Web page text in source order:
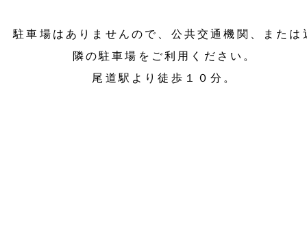
駐車場はありませんので、公共交通機関、または
隣の駐車場をご利用ください。
尾道駅より徒歩１０分。